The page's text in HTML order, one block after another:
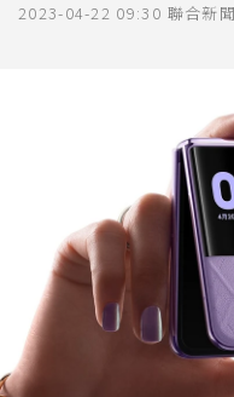
2023-04-22 09:30 聯合新